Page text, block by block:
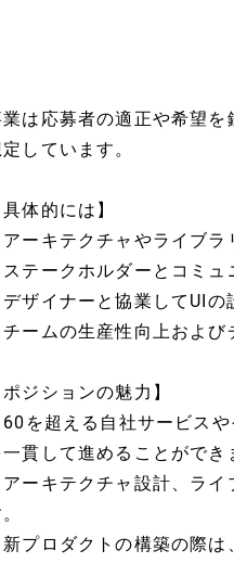
は応募者の適正や希望
しています。
体的には】
ーキテクチャやライブラ
テークホルダーとコミュ
ザイナーと協業してUIの
ームの生産性向上および
ジションの魅力】
を超える自社サービス
貫して進めることができ
ーキテクチャ設計、ラ
プロダクトの構築の際は